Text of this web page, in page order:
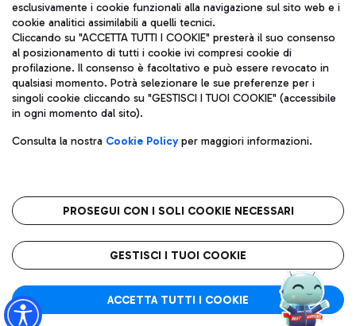
Aeroporti di Roma S.p.A. - Società soggetta a direzione e
coordinamento di Mundys S.p.A.
Codice fiscale e Registro delle Imprese di Roma 13032990155 P.
IVA 06572251004
Capitale sociale 62.224.743,00 int. vers.
Sede legale: Via Pier Paolo Racchetti 1 - 00054 Fiumicino (RM)
telefono +39 06 65951
Privacy policy
Note legali
Roma FCO
L'aeroporto stellato
esclusivamente i cookie funzionali alla navigazione sul sito web e i
cookie analitici assimilabili a quelli tecnici.
Cliccando su "ACCETTA TUTTI I COOKIE" presterà il suo consenso
al posizionamento di tutti i cookie ivi compresi cookie di
profilazione. Il consenso è facoltativo e può essere revocato in
qualsiasi momento. Potrà selezionare le sue preferenze per i
singoli cookie cliccando su "GESTISCI I TUOI COOKIE" (accessibile
in ogni momento dal sito).
Consulta la nostra Cookie Policyper maggiori informazioni.
PROSEGUI CON I SOLI COOKIE NECESSARI
GESTISCI I TUOI COOKIE
ACCETTA TUTTI I COOKIE